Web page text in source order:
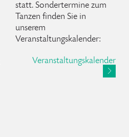
statt. Sondertermine zum
Tanzen finden Sie in
unserem
Veranstaltungskalender:
Veranstaltungskalender